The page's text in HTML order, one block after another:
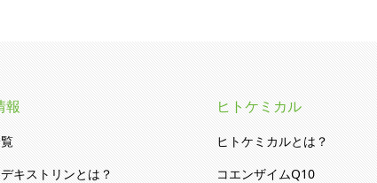
報
キストリンとは？
ヒトケミカル
ヒトケミカルとは？
コエンザイムQ10